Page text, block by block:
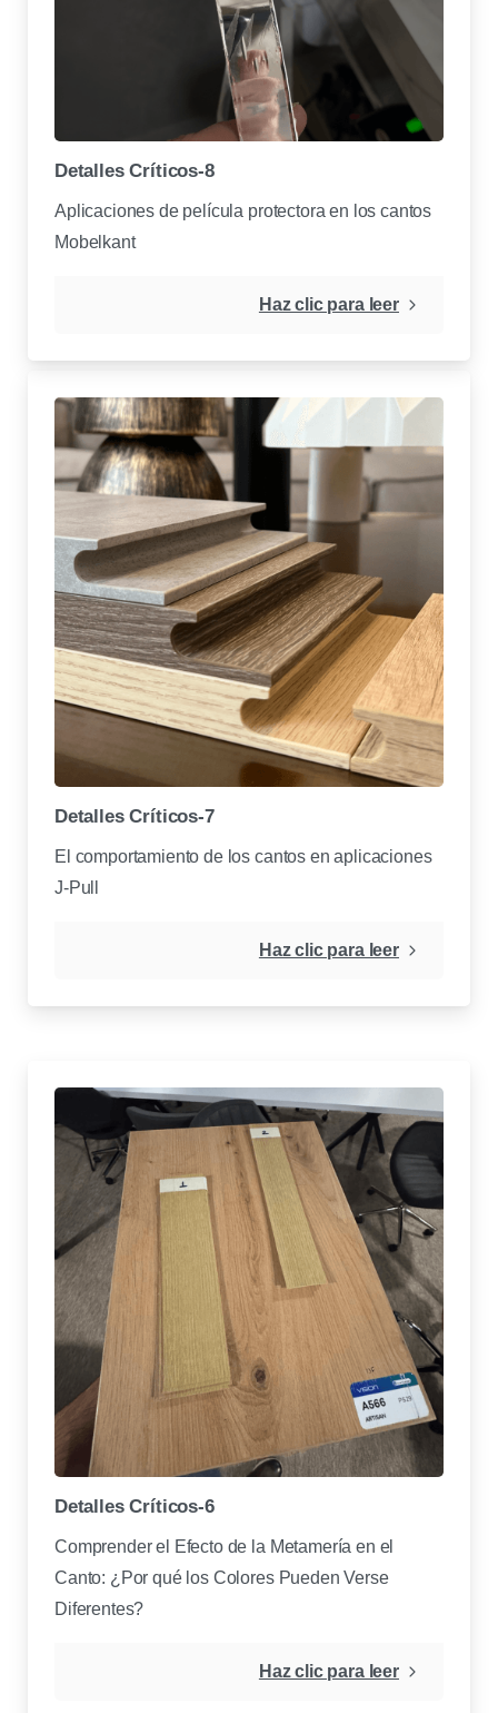
Detalles Críticos-8
Aplicaciones de película protectora en los cantos
Mobelkant
Haz clic para leer
Detalles Críticos-7
El comportamiento de los cantos en aplicaciones
J-Pull
Haz clic para leer
Detalles Críticos-6
Comprender el Efecto de la Metamería en el
Canto: ¿Por qué los Colores Pueden Verse
Diferentes?
Haz clic para leer